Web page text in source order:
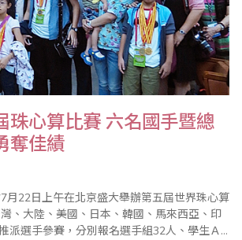
珠心算比賽 六名國手暨總
奪佳績
月22日上午在北京盛大舉辦第五屆世界珠心算
、大陸、美國、日本、韓國、馬來西亞、印
派選手參賽，分別報名選手組32人、學生Ａ